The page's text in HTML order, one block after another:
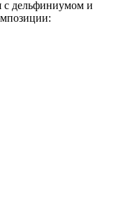
с дельфиниумом и